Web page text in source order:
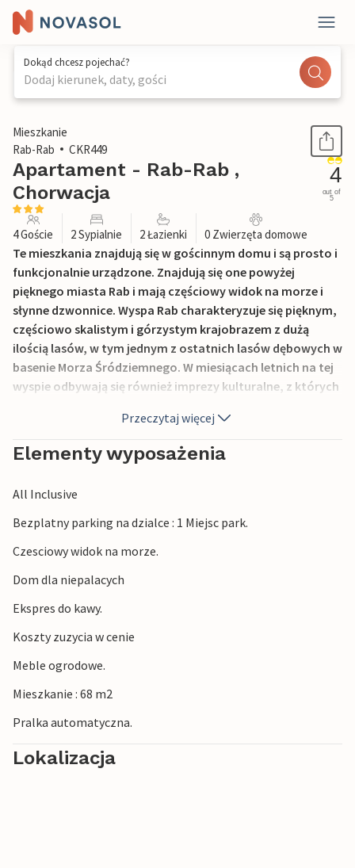
Dokąd chcesz pojechać?
Dodaj kierunek, daty, gości
1 / 25
Mieszkanie
Rab-Rab
CKR449
Apartament - Rab-Rab ,
Chorwacja
4
out of
5
4 Goście 2 Sypialnie 2 Łazienki 0 Zwierzęta domowe
Te mieszkania znajdują się w gościnnym domu i są prosto i
funkcjonalnie urządzone. Znajdują się one powyżej
pięknego miasta Rab i mają częściowy widok na morze i
słynne dzwonnice. Wyspa Rab charakteryzuje się pięknym,
częściowo skalistym i górzystym krajobrazem z dużą
ilością lasów, w tym jednym z ostatnich lasów dębowych w
basenie Morza Śródziemnego. W miesiącach letnich na tej
wyspie odbywają się również imprezy kulturalne, z których
skosztowanie lokalnego specjału, czyli słodkiej pokusy
Rab cake.
Przeczytaj więcej
Elementy wyposażenia
All Inclusive
Bezplatny parking na dzialce : 1 Miejsc park.
Czesciowy widok na morze.
Dom dla niepalacych
Ekspres do kawy.
Koszty zuzycia w cenie
Meble ogrodowe.
Mieszkanie : 68 m2
Pralka automatyczna.
Lokalizacja